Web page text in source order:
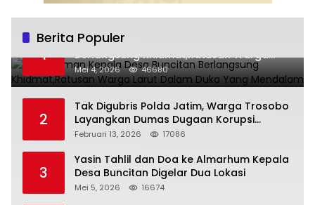
Berita Populer
1
Pemakaman Kepala Desa Buncitan
Berlangsung Khidmat,Ratusan Warga
Larut Dalam Duka Yang Mendalam
Mei 4, 2026 46680
2
Tak Digubris Polda Jatim, Warga Trosobo
Layangkan Dumas Dugaan Korupsi
Oknum DPRD Sidoarjo ke Kapolri
Februari 13, 2026 17086
3
Yasin Tahlil dan Doa ke Almarhum Kepala
Desa Buncitan Digelar Dua Lokasi
Mei 5, 2026 16674